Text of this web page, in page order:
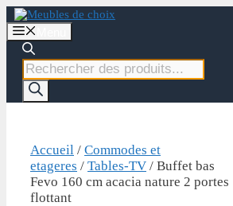
Aller
au
contenu
Recherche
de
produits
Accueil / Commodes et
etageres / Tables-TV / Buffet bas
Fevo 160 cm acacia nature 2 portes
flottant